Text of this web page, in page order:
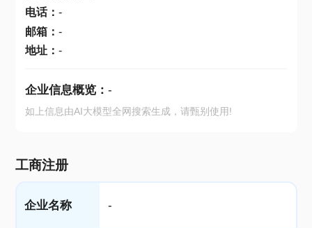
电话： -
邮箱： -
地址： -
企业信息概览： -
如上信息由AI大模型全网搜索生成，请甄别使用!
工商注册
企业名称 -